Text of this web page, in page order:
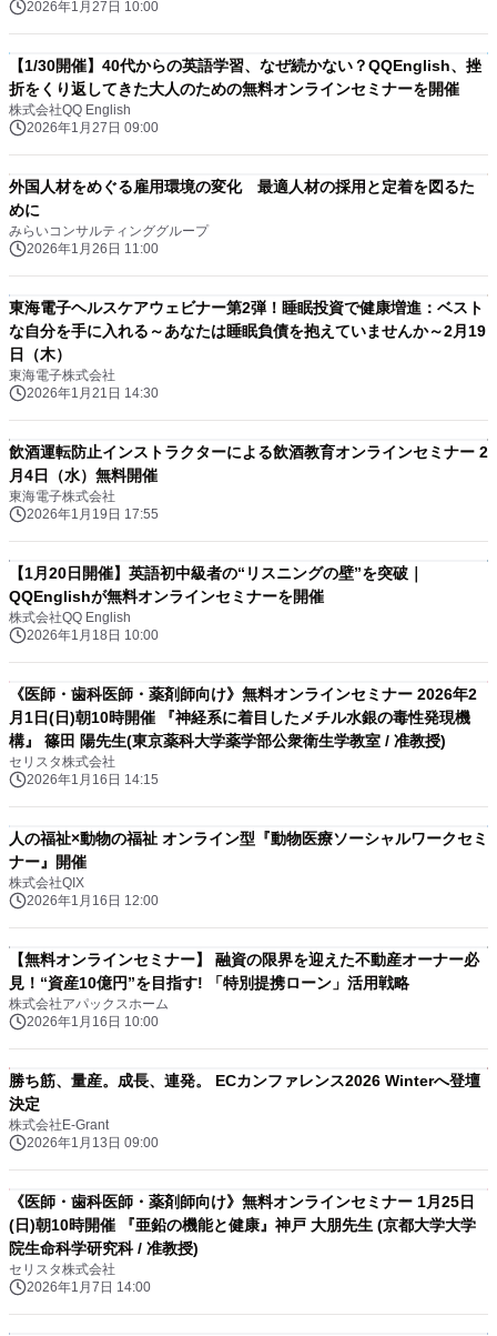
2026年1月27日 10:00
【1/30開催】40代からの英語学習、なぜ続かない？QQEnglish、挫
折をくり返してきた大人のための無料オンラインセミナーを開催
株式会社QQ English
2026年1月27日 09:00
外国人材をめぐる雇用環境の変化 最適人材の採用と定着を図るた
めに
みらいコンサルティンググループ
2026年1月26日 11:00
東海電子ヘルスケアウェビナー第2弾！睡眠投資で健康増進：ベスト
な自分を手に入れる～あなたは睡眠負債を抱えていませんか～2月19
日（木）
東海電子株式会社
2026年1月21日 14:30
飲酒運転防止インストラクターによる飲酒教育オンラインセミナー 2
月4日（水）無料開催
東海電子株式会社
2026年1月19日 17:55
【1月20日開催】英語初中級者の“リスニングの壁”を突破｜
QQEnglishが無料オンラインセミナーを開催
株式会社QQ English
2026年1月18日 10:00
《医師・歯科医師・薬剤師向け》無料オンラインセミナー 2026年2
月1日(日)朝10時開催 『神経系に着目したメチル水銀の毒性発現機
構』 篠田 陽先生(東京薬科大学薬学部公衆衛生学教室 / 准教授)
セリスタ株式会社
2026年1月16日 14:15
人の福祉×動物の福祉 オンライン型『動物医療ソーシャルワークセミ
ナー』開催
株式会社QIX
2026年1月16日 12:00
【無料オンラインセミナー】 融資の限界を迎えた不動産オーナー必
見！“資産10億円”を目指す! 「特別提携ローン」活用戦略
株式会社アパックスホーム
2026年1月16日 10:00
勝ち筋、量産。成長、連発。 ECカンファレンス2026 Winterへ登壇
決定
株式会社E-Grant
2026年1月13日 09:00
《医師・歯科医師・薬剤師向け》無料オンラインセミナー 1月25日
(日)朝10時開催 『亜鉛の機能と健康』神戸 大朋先生 (京都大学大学
院生命科学研究科 / 准教授)
セリスタ株式会社
2026年1月7日 14:00